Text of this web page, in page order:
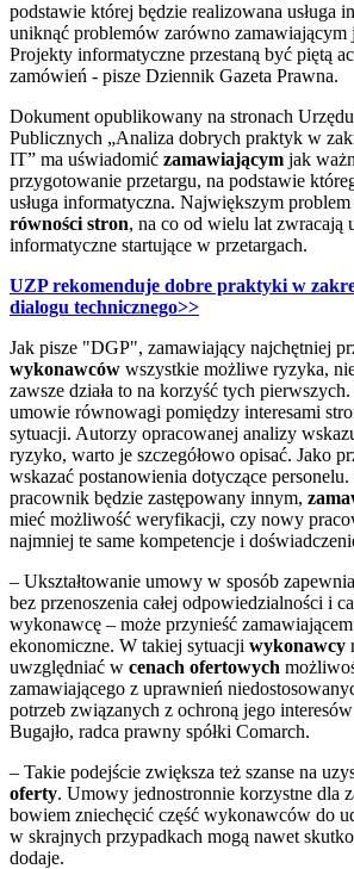
podstawie której będzie realizowana usługa
uniknąć problemów zarówno
Projekty informatyczne przestaną być piętą
zamówień - pisze Dziennik Gazeta Prawna.
Dokument opublikowany na stronach
Publicznych „Analiza dobrych praktyk w
IT” ma uświadomić zamawiającym jak
przygotowanie przetargu, na podstawie
usługa informatyczna. Największym
równości stron, na co od wielu lat zwracają
informatyczne startujące w przetargach.
UZP rekomenduje dobre praktyki w
dialogu technicznego>>
Jak pisze "DGP", zamawiający najchętniej
wykonawców wszystkie możliwe ryzyka,
zawsze działa to na korzyść tych
umowie równowagi pomiędzy interesami
sytuacji. Autorzy opracowanej analizy
ryzyko, warto je szczegółowo opisać. Jako
wskazać postanowienia dotyczące
pracownik będzie zastępowany innym,
mieć możliwość weryfikacji, czy nowy
najmniej te same kompetencje i
– Ukształtowanie umowy w sposób
bez przenoszenia całej odpowiedzialności i
wykonawcę – może przynieść
ekonomiczne. W takiej sytuacji wykonawcy
uwzględniać w cenach ofertowych
zamawiającego z uprawnień
potrzeb związanych z ochroną jego
Bugajło, radca prawny spółki Comarch.
– Takie podejście zwiększa też szanse na
oferty. Umowy jednostronnie korzystne dla
bowiem zniechęcić część wykonawców do
w skrajnych przypadkach mogą nawet
dodaje.